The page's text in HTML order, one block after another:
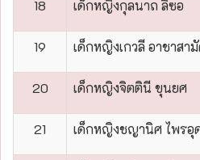
18 เด็กหญิงกุลนาถ ลิซอ
19 เด็กหญิงเกวลี อาชาสา
20 เด็กหญิงจิตตินี ขุนยศ
21 เด็กหญิงชญานิศ ไพรอุ